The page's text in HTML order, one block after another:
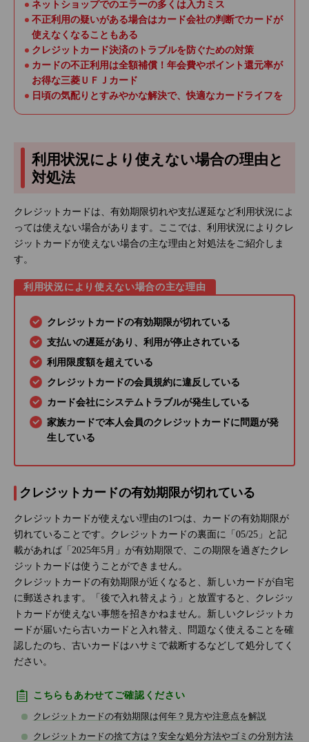
ネットショップでのエラーの多くは入力ミス
不正利用の疑いがある場合はカード会社の判断でカードが
使えなくなることもある
クレジットカード決済のトラブルを防ぐための対策
カードの不正利用は全額補償！年会費やポイント還元率が
お得な三菱ＵＦＪカード
日頃の気配りとすみやかな解決で、快適なカードライフを
利用状況により使えない場合の理由と
対処法
クレジットカードは、有効期限切れや支払遅延など利用状況によ
っては使えない場合があります。ここでは、利用状況によりクレ
ジットカードが使えない場合の主な理由と対処法をご紹介しま
す。
利用状況により使えない場合の主な理由
クレジットカードの有効期限が切れている
支払いの遅延があり、利用が停止されている
利用限度額を超えている
クレジットカードの会員規約に違反している
カード会社にシステムトラブルが発生している
家族カードで本人会員のクレジットカードに問題が発
生している
クレジットカードの有効期限が切れている
クレジットカードが使えない理由の1つは、カードの有効期限が
切れていることです。クレジットカードの裏面に「05/25」と記
載があれば「2025年5月」が有効期限で、この期限を過ぎたクレ
ジットカードは使うことができません。
クレジットカードの有効期限が近くなると、新しいカードが自宅
に郵送されます。「後で入れ替えよう」と放置すると、クレジッ
トカードが使えない事態を招きかねません。新しいクレジットカ
ードが届いたら古いカードと入れ替え、問題なく使えることを確
認したのち、古いカードはハサミで裁断するなどして処分してく
ださい。
こちらもあわせてご確認ください
クレジットカードの有効期限は何年？見方や注意点を解説
クレジットカードの捨て方は？安全な処分方法やゴミの分別方法